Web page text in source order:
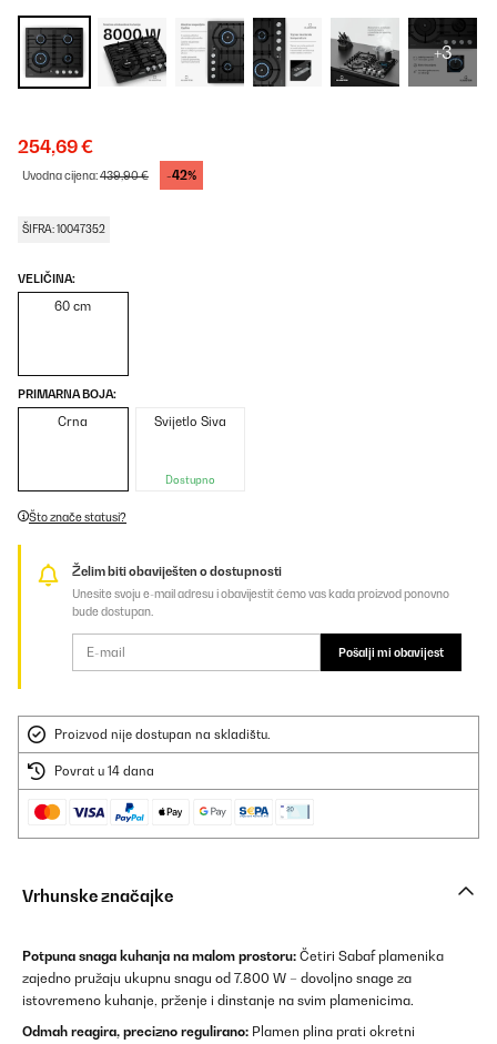
+3
254,69 €
Uvodna cijena:439,90 € -42%
ŠIFRA: 10047352
VELIČINA:
60 cm
PRIMARNA BOJA:
Crna Svijetlo Siva
Dostupno
Što znače statusi?
Želim biti obaviješten o dostupnosti
Unesite svoju e-mail adresu i obavijestit ćemo vas kada proizvod ponovno
bude dostupan.
Pošalji mi obavijest
Proizvod nije dostupan na skladištu.
Povrat u 14 dana
Vrhunske značajke
Potpuna snaga kuhanja na malom prostoru: Četiri Sabaf plamenika
zajedno pružaju ukupnu snagu od 7.800 W – dovoljno snage za
istovremeno kuhanje, prženje i dinstanje na svim plamenicima.
Odmah reagira, precizno regulirano: Plamen plina prati okretni